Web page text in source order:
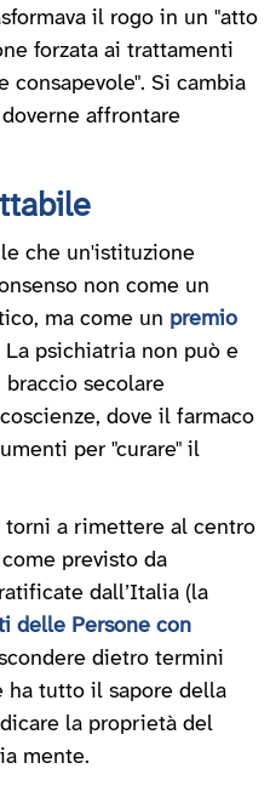
il rogo in un "atto
forzata ai trattamenti
consapevole". Si cambia
affrontare
che un'istituzione
non come un
ma come un premio
La psichiatria non può e
braccio secolare
dove il farmaco
per "curare" il
torni a rimettere al centro
previsto da
dall’Italia (la
delle Persone con
dietro termini
ha tutto il sapore della
la proprietà del
mente.